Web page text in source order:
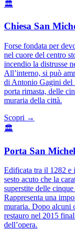
🏛️
Chiesa San
Forse fondata per
nel cuore del centro
incendio la distrusse
All’interno, si può
di Antonio Gagini del
porta rimasta, delle
muraria della città.
Scopri →
🏛️
Porta San
Edificata tra il 1282 e
sesto acuto che la
superstite delle
Rappresenta una
muraria. Dopo alcuni
restauro nel 2015
dell’opera.